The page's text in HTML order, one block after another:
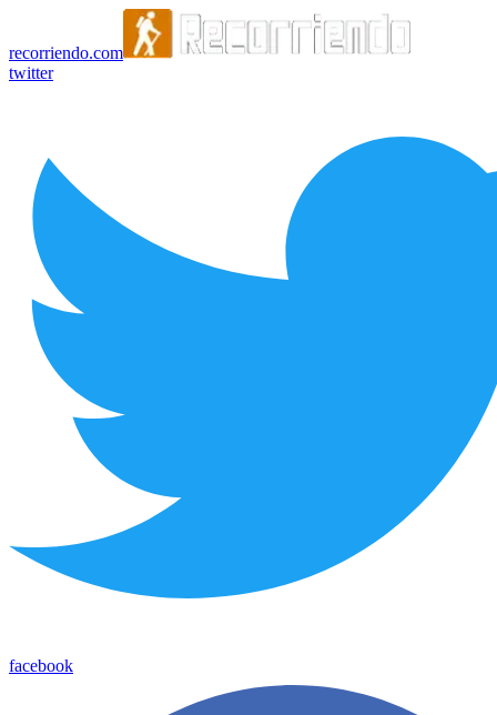
recorriendo.com
twitter
facebook